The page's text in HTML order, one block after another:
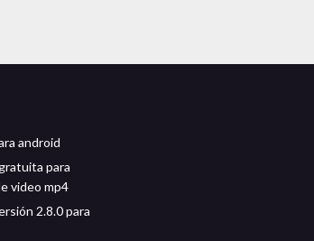
android
para
video mp4
2.8.0 para